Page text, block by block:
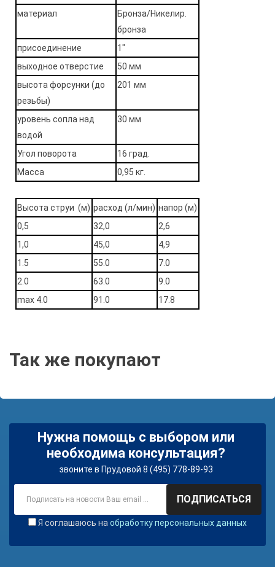
материал
Бронза/Никелир.
бронза
присоединение
1"
выходное отверстие
50 мм
высота форсунки (до
резьбы)
201 мм
уровень сопла над
водой
30 мм
Угол поворота
16 град.
Масса
0,95 кг.
Высота струи (м) расход (л/мин) напор (м)
0,5
32,0
2,6
1,0
45,0
4,9
1.5
55.0
7.0
2.0
63.0
9.0
max 4.0
91.0 17.8
Так же покупают
Нужна помощь с выбором или
необходима консультация?
звоните в Прудовой 8 (495) 778-89-93
ПОДПИСАТЬСЯ
Я соглашаюсь на обработку персональных данных